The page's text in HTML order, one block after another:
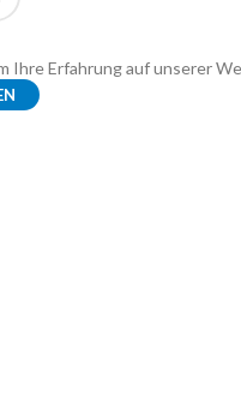
Ihre Erfahrung auf unserer